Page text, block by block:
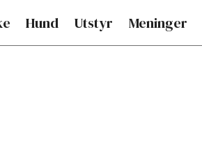
Hund Utstyr Meninger